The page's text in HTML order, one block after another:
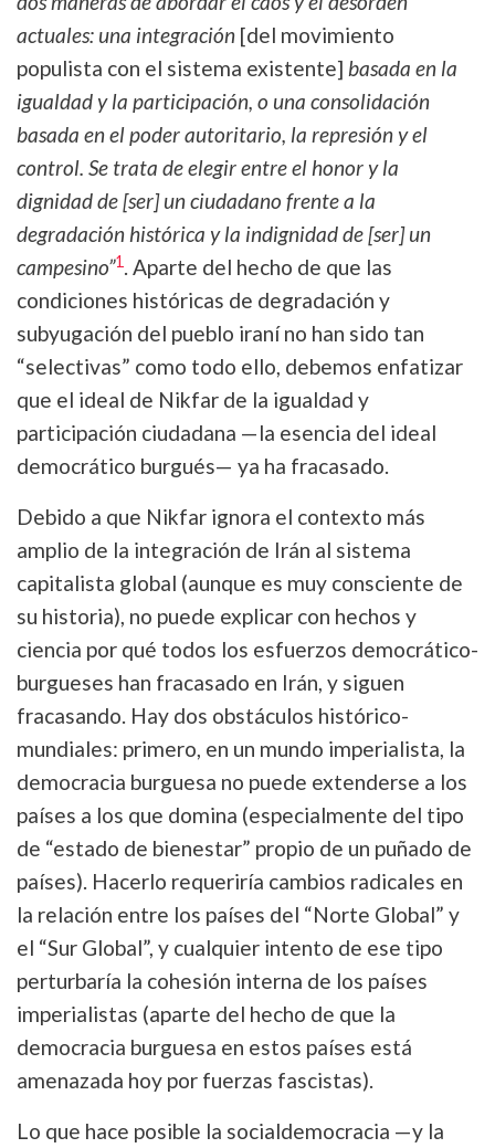
actuales: una integración [del movimiento
populista con el sistema existente] basada en la
igualdad y la participación, o una consolidación
basada en el poder autoritario, la represión y el
control. Se trata de elegir entre el honor y la
dignidad de [ser] un ciudadano frente a la
degradación histórica y la indignidad de [ser] un
campesino”1. Aparte del hecho de que las
condiciones históricas de degradación y
subyugación del pueblo iraní no han sido tan
“selectivas” como todo ello, debemos enfatizar
que el ideal de Nikfar de la igualdad y
participación ciudadana —la esencia del ideal
democrático burgués— ya ha fracasado.
Debido a que Nikfar ignora el contexto más
amplio de la integración de Irán al sistema
capitalista global (aunque es muy consciente de
su historia), no puede explicar con hechos y
ciencia por qué todos los esfuerzos democrático-
burgueses han fracasado en Irán, y siguen
fracasando. Hay dos obstáculos histórico-
mundiales: primero, en un mundo imperialista, la
democracia burguesa no puede extenderse a los
países a los que domina (especialmente del tipo
de “estado de bienestar” propio de un puñado de
países). Hacerlo requeriría cambios radicales en
la relación entre los países del “Norte Global” y
el “Sur Global”, y cualquier intento de ese tipo
perturbaría la cohesión interna de los países
imperialistas (aparte del hecho de que la
democracia burguesa en estos países está
amenazada hoy por fuerzas fascistas).
Lo que hace posible la socialdemocracia —y la